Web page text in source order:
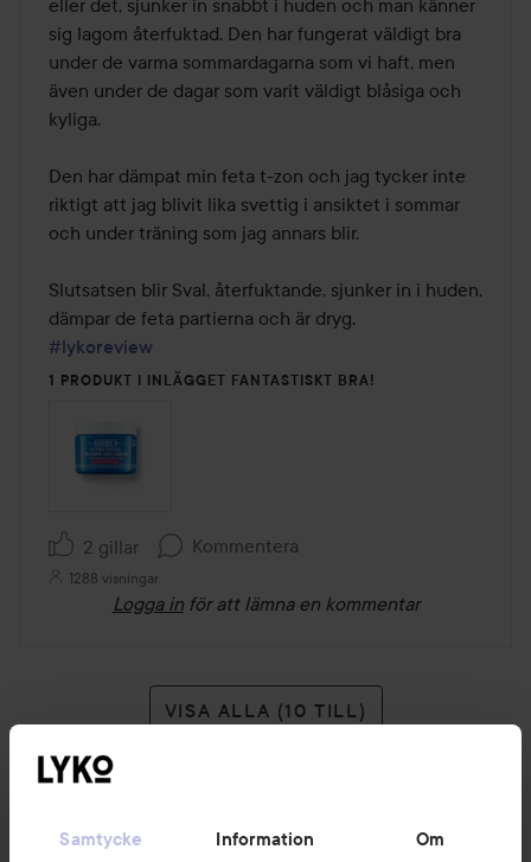
Samtycke Information Om
eller det, sjunker in snabbt i huden och man känner
sig lagom återfuktad. Den har fungerat väldigt bra
under de varma sommardagarna som vi haft, men
även under de dagar som varit väldigt blåsiga och
kyliga.
Den har dämpat min feta t-zon och jag tycker inte
riktigt att jag blivit lika svettig i ansiktet i sommar
och under träning som jag annars blir.
Slutsatsen blir Sval, återfuktande, sjunker in i huden,
#lykoreview
1 PRODUKT I INLÄGGET FANTASTISKT BRA!
2 gillar Kommentera
1288 visningar
Logga in för att lämna en kommentar
VISA ALLA (10 TILL)